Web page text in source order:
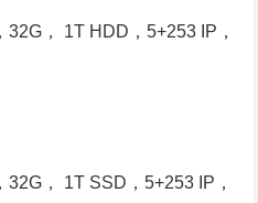
32G， 1T HDD，5+253 IP，
32G， 1T SSD，5+253 IP，